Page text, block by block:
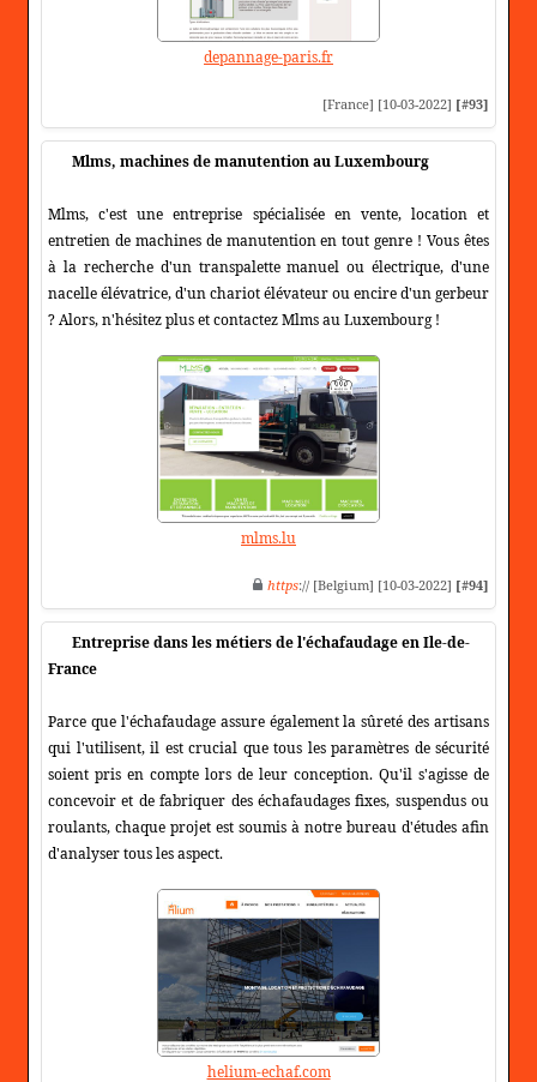
depannage-paris.fr
[France] [10-03-2022] [#93]
Mlms, machines de manutention au Luxembourg
Mlms, c'est une entreprise spécialisée en vente, location et
entretien de machines de manutention en tout genre ! Vous êtes
à la recherche d'un transpalette manuel ou électrique, d'une
nacelle élévatrice, d'un chariot élévateur ou encire d'un gerbeur
? Alors, n'hésitez plus et contactez Mlms au Luxembourg !
mlms.lu
https:// [Belgium] [10-03-2022] [#94]
Entreprise dans les métiers de l'échafaudage en Ile-de-
France
Parce que l'échafaudage assure également la sûreté des artisans
qui l'utilisent, il est crucial que tous les paramètres de sécurité
soient pris en compte lors de leur conception. Qu'il s'agisse de
concevoir et de fabriquer des échafaudages fixes, suspendus ou
roulants, chaque projet est soumis à notre bureau d'études afin
d'analyser tous les aspect.
helium-echaf.com